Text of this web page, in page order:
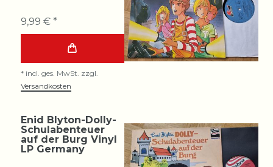
9,99 € *
* incl. ges. MwSt. zzgl.
Versandkosten
Enid Blyton-Dolly-
Schulabenteuer
auf der Burg Vinyl
LP Germany